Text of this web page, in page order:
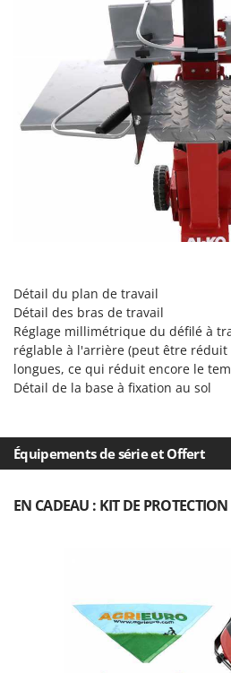
Tondeuses autoportées
Tondeuses
Trancheuses
Trancheuses de sol
Transpalettes
Treuils de débardage
Vêtements de Sécurité
Lampacrescia - MGM
Landxcape
LAR Casalinghi
Lavor
Linea VZ
Makita
MAMMAMIA
Marcato
Marina Systems
Mastercook
Masterpro
McCulloch
Minox
Mockmill
More than chef
Détail du plan de travail
Détail des bras de travail
Réglage millimétrique du défilé à
réglable à l'arrière (peut être
longues, ce qui réduit encore le
Détail de la base à fixation au sol
Équipements de série et Offert
EN CADEAU : KIT DE PROTECTION